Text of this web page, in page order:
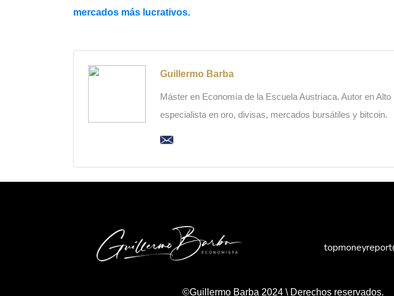
mercados más lucrativos.
Guillermo Barba
Máster en Economía de la Escuela Austríaca. Autor en
especialista en oro, divisas, mercados bursátiles y bitcoin.
©Guillermo Barba 2024 \ Derechos reservados.